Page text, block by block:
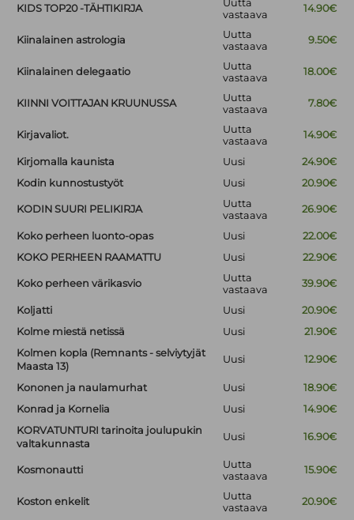
KIDS TOP20 -TÄHTIKIRJA
Uutta
vastaava
14.90€
Kiinalainen astrologia
Uutta
vastaava
9.50€
Kiinalainen delegaatio
Uutta
vastaava
18.00€
KIINNI VOITTAJAN KRUUNUSSA
Uutta
vastaava
7.80€
Kirjavaliot.
Uutta
vastaava
14.90€
Kirjomalla kaunista Uusi
24.90€
Kodin kunnostustyöt
Uusi 20.90€
KODIN SUURI PELIKIRJA
Uutta
vastaava
26.90€
Koko perheen luonto-opas Uusi
22.00€
KOKO PERHEEN RAAMATTU
Uusi 22.90€
Koko perheen värikasvio
Uutta
vastaava
39.90€
Koljatti Uusi
20.90€
Kolme miestä netissä
Uusi
21.90€
Kolmen kopla (Remnants - selviytyjät
Maasta 13)
Uusi 12.90€
Kononen ja naulamurhat Uusi
18.90€
Konrad ja Kornelia
Uusi
14.90€
KORVATUNTURI tarinoita joulupukin
valtakunnasta
Uusi 16.90€
Kosmonautti
Uutta
vastaava
15.90€
Koston enkelit
Uutta
vastaava
20.90€